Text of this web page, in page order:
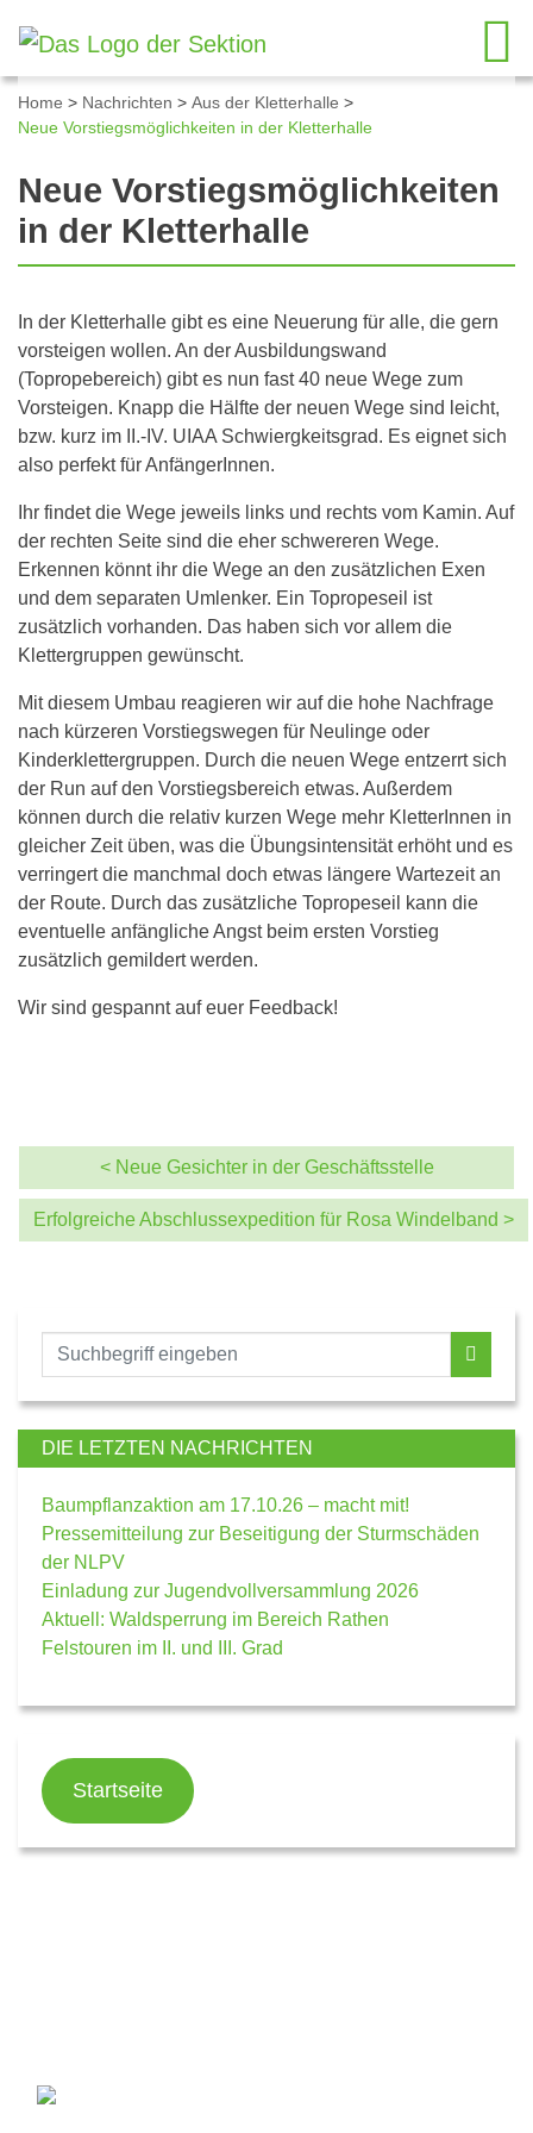
Home > Nachrichten > Aus der Kletterhalle >
Neue Vorstiegsmöglichkeiten in der Kletterhalle
Neue Vorstiegsmöglichkeiten
in der Kletterhalle
In der Kletterhalle gibt es eine Neuerung für alle, die gern
vorsteigen wollen. An der Ausbildungswand
(Topropebereich) gibt es nun fast 40 neue Wege zum
Vorsteigen. Knapp die Hälfte der neuen Wege sind leicht,
bzw. kurz im II.-IV. UIAA Schwiergkeitsgrad. Es eignet sich
also perfekt für AnfängerInnen.
Ihr findet die Wege jeweils links und rechts vom Kamin. Auf
der rechten Seite sind die eher schwereren Wege.
Erkennen könnt ihr die Wege an den zusätzlichen Exen
und dem separaten Umlenker. Ein Topropeseil ist
zusätzlich vorhanden. Das haben sich vor allem die
Klettergruppen gewünscht.
Mit diesem Umbau reagieren wir auf die hohe Nachfrage
nach kürzeren Vorstiegswegen für Neulinge oder
Kinderklettergruppen. Durch die neuen Wege entzerrt sich
der Run auf den Vorstiegsbereich etwas. Außerdem
können durch die relativ kurzen Wege mehr KletterInnen in
gleicher Zeit üben, was die Übungsintensität erhöht und es
verringert die manchmal doch etwas längere Wartezeit an
der Route. Durch das zusätzliche Topropeseil kann die
eventuelle anfängliche Angst beim ersten Vorstieg
zusätzlich gemildert werden.
Wir sind gespannt auf euer Feedback!
< Neue Gesichter in der Geschäftsstelle
Erfolgreiche Abschlussexpedition für Rosa Windelband >
DIE LETZTEN NACHRICHTEN
Baumpflanzaktion am 17.10.26 – macht mit!
Pressemitteilung zur Beseitigung der Sturmschäden
der NLPV
Einladung zur Jugendvollversammlung 2026
Aktuell: Waldsperrung im Bereich Rathen
Felstouren im II. und III. Grad
Startseite